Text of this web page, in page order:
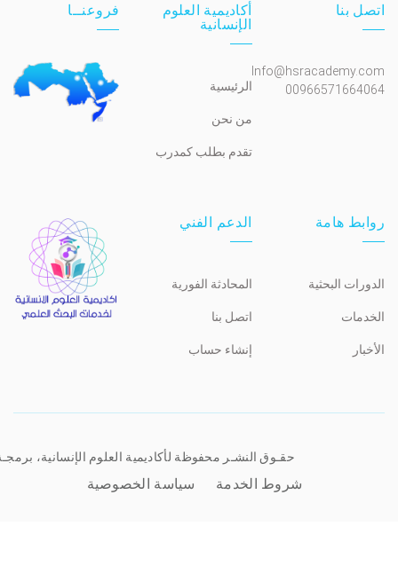
اتصل بنا
Info@hsracademy.com
00966571664064
أكاديمية العلوم
الإنسانية
الرئيسية
من نحن
تقدم بطلب كمدرب
فروعنــا
روابط هامة
الدورات البحثية
الخدمات
الأخبار
الدعم الفني
المحادثة الفورية
اتصل بنا
إنشاء حساب
حقـوق النشـر محفوظة لأكاديمية العلوم الإنسانية،
شروط الخدمة سياسة الخصوصية